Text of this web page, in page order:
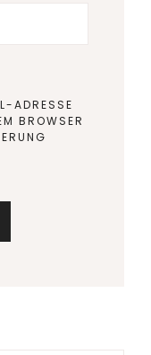
ADRESSE
BROWSER